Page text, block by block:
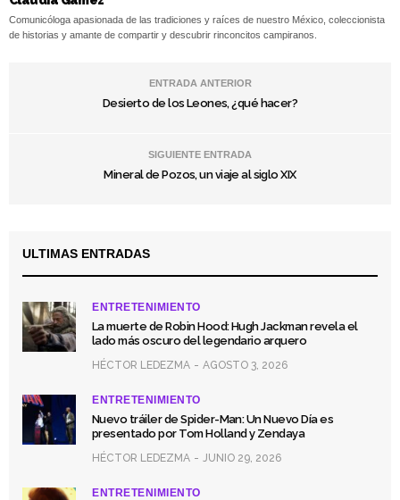
Comunicóloga apasionada de las tradiciones y raíces de nuestro México, coleccionista
de historias y amante de compartir y descubrir rinconcitos campiranos.
ENTRADA ANTERIOR
Desierto de los Leones, ¿qué hacer?
SIGUIENTE ENTRADA
Mineral de Pozos, un viaje al siglo XIX
ULTIMAS ENTRADAS
ENTRETENIMIENTO
La muerte de Robin Hood: Hugh Jackman revela el
lado más oscuro del legendario arquero
HÉCTOR LEDEZMA AGOSTO 3, 2026
ENTRETENIMIENTO
Nuevo tráiler de Spider-Man: Un Nuevo Día es
presentado por Tom Holland y Zendaya
HÉCTOR LEDEZMA JUNIO 29, 2026
ENTRETENIMIENTO